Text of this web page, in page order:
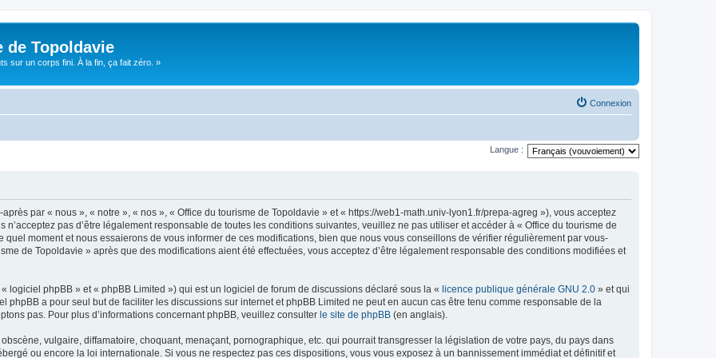
de Topoldavie
sur un corps fini. À la fin, ça fait zéro. »
Connexion
Langue :
par « nous », « notre », « nos », « Office du tourisme de Topoldavie » et « https://web1-math.univ-lyon1.fr/prepa-agreg »), vous acceptez
pas d’être légalement responsable de toutes les conditions suivantes, veuillez ne pas utiliser et accéder à « Office du tourisme de
quel moment et nous essaierons de vous informer de ces modifications, bien que nous vous conseillons de vérifier régulièrement par vous-
de Topoldavie » après que des modifications aient été effectuées, vous acceptez d’être légalement responsable des conditions modifiées et
logiciel phpBB » et « phpBB Limited ») qui est un logiciel de forum de discussions déclaré sous la « licence publique générale GNU 2.0 » et qui
phpBB a pour seul but de faciliter les discussions sur internet et phpBB Limited ne peut en aucun cas être tenu comme responsable de la
pas. Pour plus d’informations concernant phpBB, veuillez consulter le site de phpBB (en anglais).
vulgaire, diffamatoire, choquant, menaçant, pornographique, etc. qui pourrait transgresser la législation de votre pays, du pays dans
ou encore la loi internationale. Si vous ne respectez pas ces dispositions, vous vous exposez à un bannissement immédiat et définitif et